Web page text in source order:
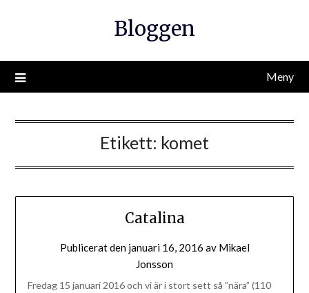
Bloggen
Meny
Etikett: komet
Catalina
Publicerat den januari 16, 2016 av Mikael
Jonsson
Fredag 15 januari 2016 och vi är i stort sett så ”nära” (110